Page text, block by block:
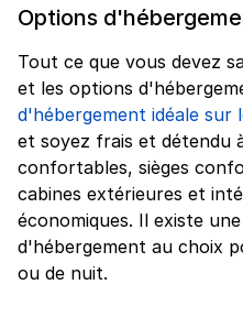
Options
Tout ce que vous devez
et les options
d'hébergement idéale sur
et soyez frais et détendu
confortables, sièges
cabines extérieures et
économiques. Il existe
d'hébergement au choix
ou de nuit.